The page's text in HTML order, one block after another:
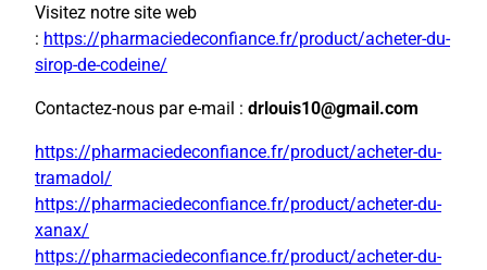
Visitez notre site web
: https://pharmaciedeconfiance.fr/product/acheter-du-
sirop-de-codeine/
Contactez-nous par e-mail : drlouis10@gmail.com
https://pharmaciedeconfiance.fr/product/acheter-du-
tramadol/
https://pharmaciedeconfiance.fr/product/acheter-du-
xanax/
https://pharmaciedeconfiance.fr/product/acheter-du-